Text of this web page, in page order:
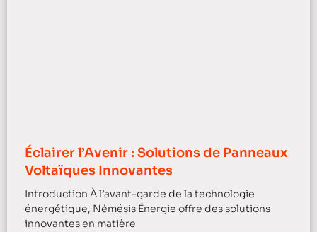
Éclairer l’Avenir : Solutions de Panneaux
Voltaïques Innovantes
Introduction À l’avant-garde de la technologie
énergétique, Némésis Énergie offre des solutions
innovantes en matière